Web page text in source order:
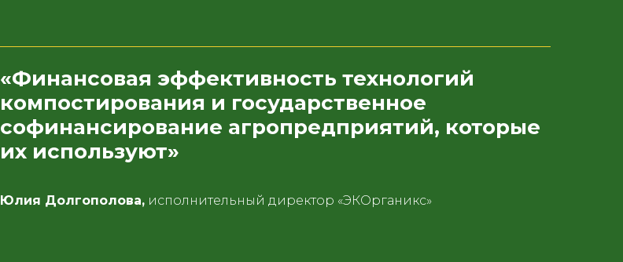
«Финансовая эффективность технологий
компостирования и государственное
софинансирование агропредприятий, которые
их используют»
Юлия Долгополова, исполнительный директор «ЭКОрганикс»